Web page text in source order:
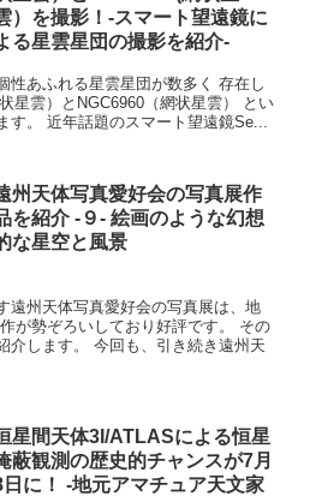
）を撮影！-スマート望遠鏡に
る星雲星団の撮影を紹介-
性あふれる星雲星団が数多く 存在し
星雲）とNGC6960（網状星雲） とい
す。 近年話題のスマート望遠鏡Se...
州天体写真愛好会の写真展作
を紹介 -９- 絵画のような幻想
な星空と風景
遠州天体写真愛好会の写真展は、地
が勢ぞろいしており好評です。 その
介します。 今回も、引き続き遠州天
星間天体3I/ATLASによる恒星
蔽観測の歴史的チャンスが7月
日に！ -地元アマチュア天文家